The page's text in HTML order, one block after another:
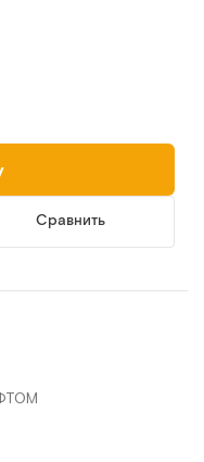
Сравнить